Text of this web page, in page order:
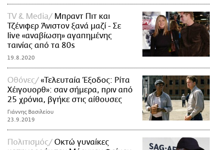
TV & Media
Μπραντ Πιτ και
Τζένιφερ Άνιστον ξανά μαζί - Σε
live «αναβίωση» αγαπημένης
ταινίας από τα 80s
19.8.2020
Οθόνες
«Τελευταία Έξοδος: Ρίτα
Χέιγουορθ»: σαν σήμερα, πριν από
25 χρόνια, βγήκε στις αίθουσες
Γιάννης Βασιλείου
23.9.2019
Πολιτισμός
Οκτώ γυναίκες